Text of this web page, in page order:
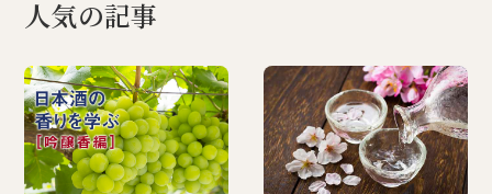
人気の記事